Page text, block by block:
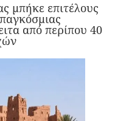
μπήκε επιτέλους
από περίπου 40